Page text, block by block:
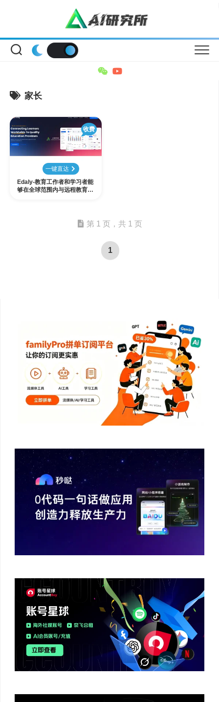
家长
收费
一键直达
Edaly-教育工作者和学习者能
够在全球范围内与远程教育建
第 1 页，共 1 页
1